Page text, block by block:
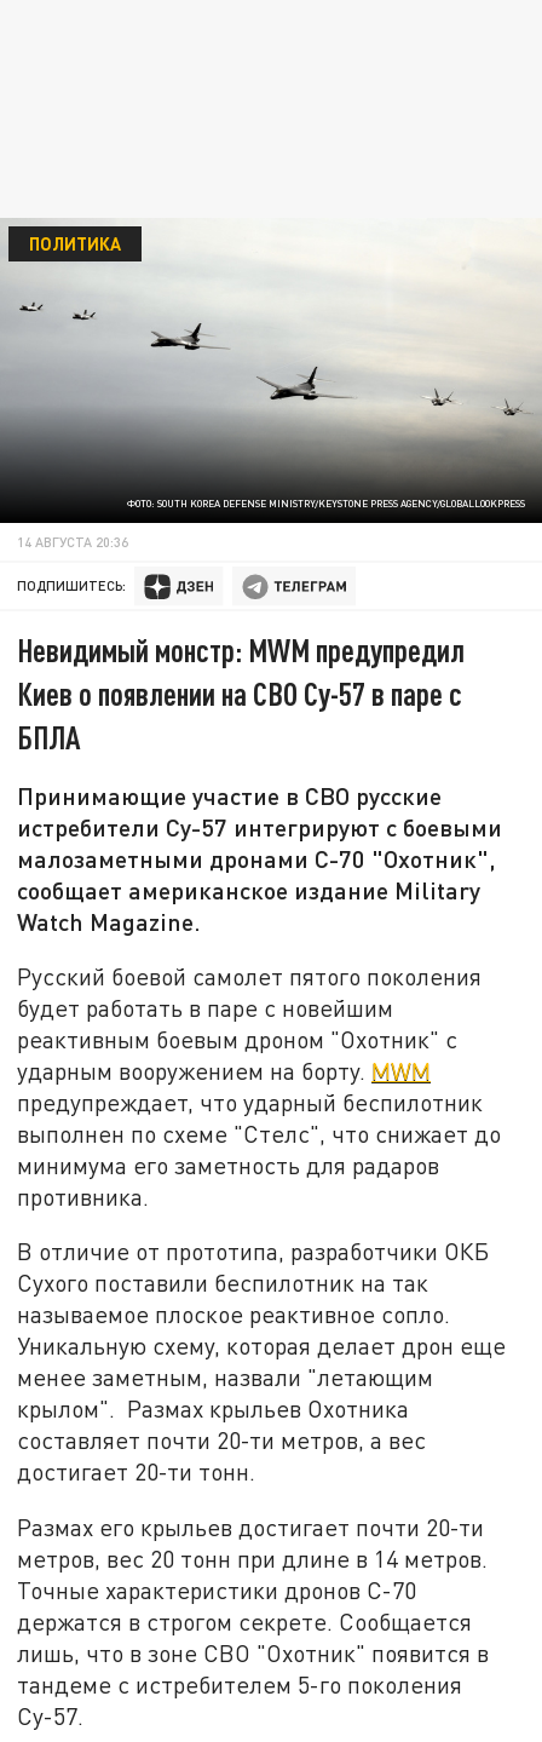
ФОТО: SOUTH KOREA DEFENSE MINISTRY/KEYSTONE PRESS AGENCY/GLOBALLOOKPRESS
ПОЛИТИКА
14 АВГУСТА 20:36
ПОДПИШИТЕСЬ:
Невидимый монстр: MWM предупредил
Киев о появлении на СВО Су-57 в паре с
БПЛА
Принимающие участие в СВО русские
истребители Су-57 интегрируют с боевыми
малозаметными дронами С-70 "Охотник",
сообщает американское издание Military
Watch Magazine.
Русский боевой самолет пятого поколения
будет работать в паре с новейшим
реактивным боевым дроном "Охотник" с
ударным вооружением на борту. MWM
предупреждает, что ударный беспилотник
выполнен по схеме "Стелс", что снижает до
минимума его заметность для радаров
противника.
В отличие от прототипа, разработчики ОКБ
Сухого поставили беспилотник на так
называемое плоское реактивное сопло.
Уникальную схему, которая делает дрон еще
менее заметным, назвали "летающим
крылом". Размах крыльев Охотника
составляет почти 20-ти метров, а вес
достигает 20-ти тонн.
Размах его крыльев достигает почти 20-ти
метров, вес 20 тонн при длине в 14 метров.
Точные характеристики дронов С-70
держатся в строгом секрете. Сообщается
лишь, что в зоне СВО "Охотник" появится в
тандеме с истребителем 5-го поколения
Су-57.